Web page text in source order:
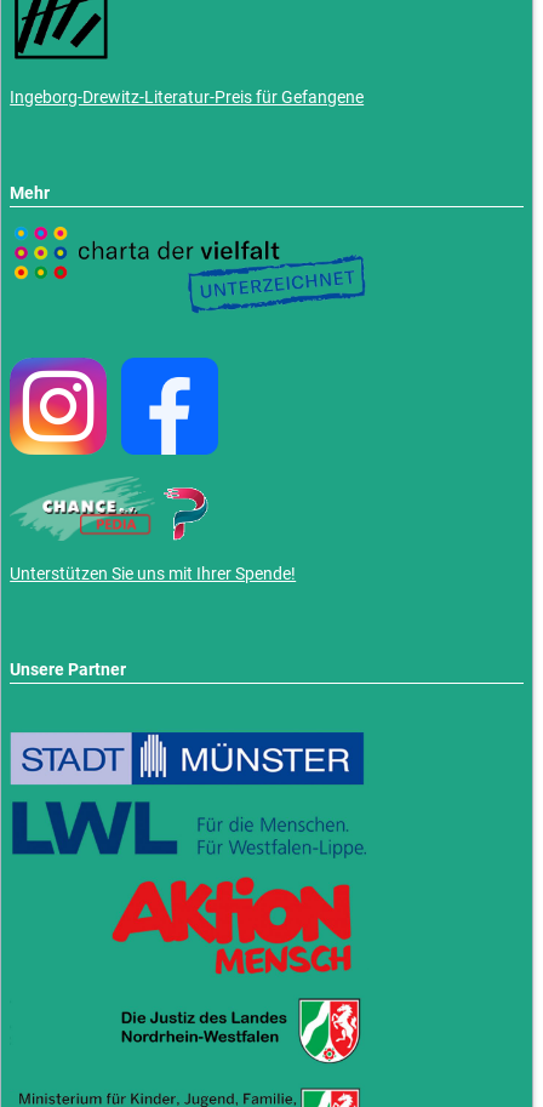
Ingeborg-Drewitz-Literatur-Preis für Gefangene
Mehr
Unterstützen Sie uns mit Ihrer Spende!
Unsere Partner